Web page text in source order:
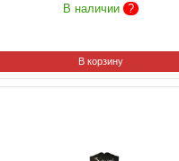
В наличии ?